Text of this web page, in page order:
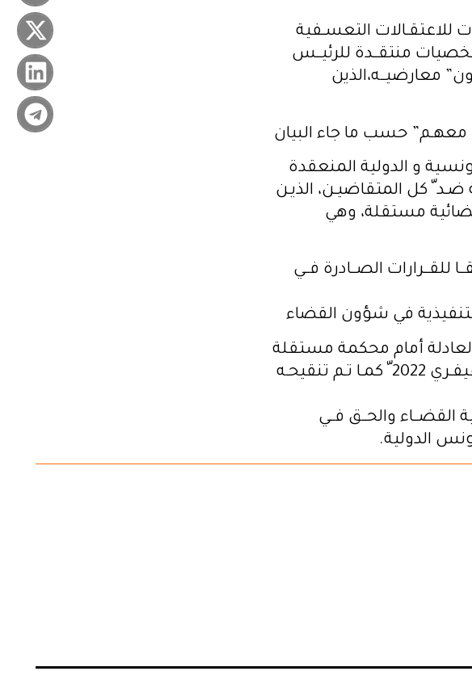
للاعتقـالات التعسـفية
منتقــدة للرئيــس
معارضيــه،الذين
معهـم” حسب ما جاء البيان
و الدولية المنعقدة
كل المتقاضيـن، الذيـن
مستقلة، وهي
للقــرارات الصــادرة فــي
في شؤون القضاء
أمام محكمة مستقلة
ومحايدة و إلغـاء المرسـوم رقـم 11 الصـادر فـي 12 فيفـري 2022 ّ كمـا تـم تنقيحـه
القضــاء والحــق فــي
الدولية.